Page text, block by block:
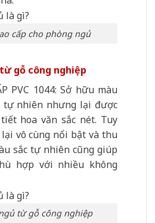
cấp cho phòng ngủ
gỗ công nghiệp
PVC 1044: Sở hữu màu
tự nhiên nhưng lại được
hoa văn sắc nét. Tuy
vô cùng nổi bật và thu
sắc tự nhiên cũng giúp
hợp với nhiều không
từ gỗ công nghiệp